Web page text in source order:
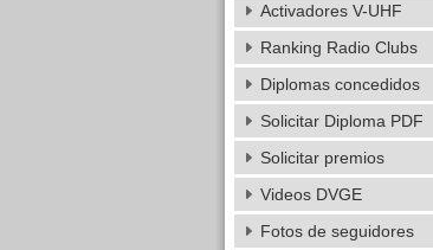
Activadores V-UHF
Ranking Radio Clubs
Diplomas concedidos
Solicitar Diploma PDF
Solicitar premios
Videos DVGE
Fotos de seguidores